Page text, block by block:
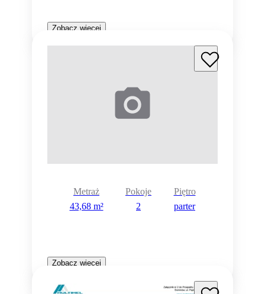
Zobacz więcej
Metraż
43,68 m²
Pokoje
2
Piętro
parter
Zobacz więcej